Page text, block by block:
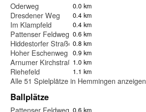
Oderweg 0.0 km
Dresdener Weg 0.4 km
Im Klampfeld 0.4 km
Pattenser Feldweg 0.6 km
Hiddestorfer Straße 0.8 km
Hoher Eschenweg 0.9 km
Arnumer Kirchstraße1.0 km
Riehefeld 1.1 km
Alle 51 Spielplätze in Hemmingen anzeigen
Ballplätze
Pattenser Feldweg 0.6 km